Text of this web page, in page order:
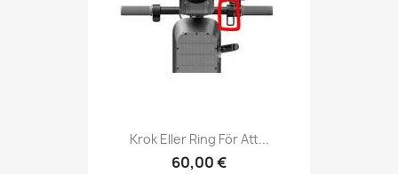
Krok Eller Ring För Att...
60,00 €